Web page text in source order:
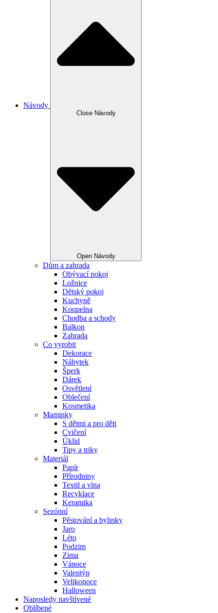
Návody
Close Návody
Open Návody
Dům a zahrada
Obývací pokoj
Ložnice
Dětský pokoj
Kuchyně
Koupelna
Chodba a schody
Balkon
Zahrada
Co vyrobit
Dekorace
Nábytek
Šperk
Dárek
Osvětlení
Oblečení
Kosmetika
Maminky
S dětmi a pro děti
Cvičení
Úklid
Tipy a triky
Materiál
Papír
Přírodniny
Textil a vlna
Recyklace
Keramika
Sezónní
Pěstování a bylinky
Jaro
Léto
Podzim
Zima
Vánoce
Valentýn
Velikonoce
Halloween
Naposledy navštívené
Oblíbené